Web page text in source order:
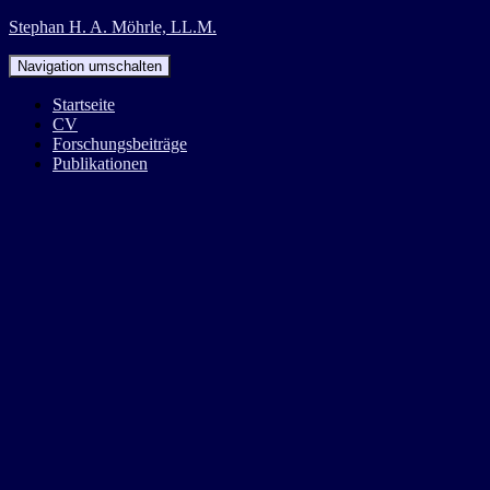
Stephan H. A. Möhrle, LL.M.
Navigation umschalten
Startseite
CV
Forschungsbeiträge
Publikationen